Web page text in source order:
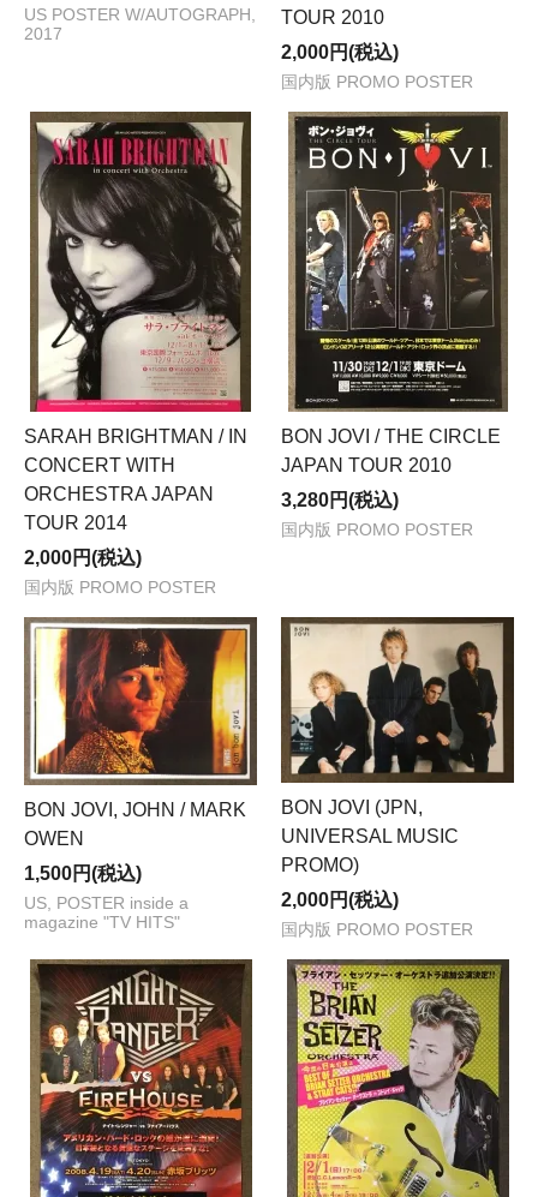
US POSTER W/AUTOGRAPH,
2017
TOUR 2010
2,000円(税込)
国内版 PROMO POSTER
SARAH BRIGHTMAN / IN
CONCERT WITH
ORCHESTRA JAPAN
TOUR 2014
2,000円(税込)
国内版 PROMO POSTER
BON JOVI / THE CIRCLE
JAPAN TOUR 2010
3,280円(税込)
国内版 PROMO POSTER
BON JOVI, JOHN / MARK
OWEN
1,500円(税込)
US, POSTER inside a
magazine "TV HITS"
BON JOVI (JPN,
UNIVERSAL MUSIC
PROMO)
2,000円(税込)
国内版 PROMO POSTER